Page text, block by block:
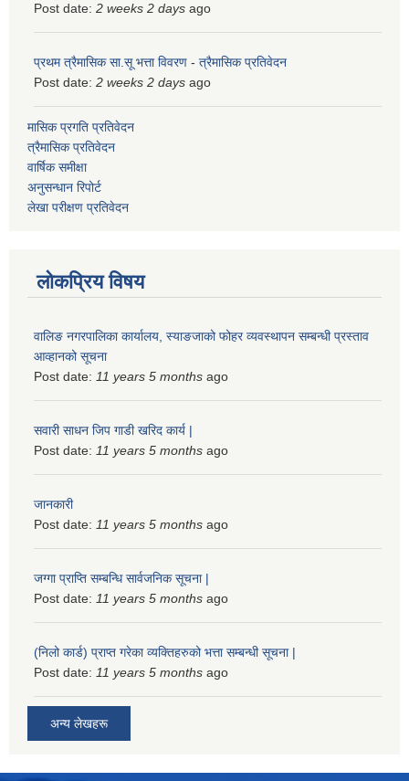
Post date: 2 weeks 2 days ago
प्रथम त्रैमासिक सा.सू भत्ता विवरण - त्रैमासिक प्रतिवेदन
Post date: 2 weeks 2 days ago
मासिक प्रगति प्रतिवेदन
त्रैमासिक प्रतिवेदन
वार्षिक समीक्षा
अनुसन्धान रिपोर्ट
लेखा परीक्षण प्रतिवेदन
लोकप्रिय विषय
वालिङ नगरपालिका कार्यालय, स्याङजाको फोहर व्यवस्थापन सम्बन्धी प्रस्ताव
आव्हानको सूचना
Post date: 11 years 5 months ago
सवारी साधन जिप गाडी खरिद कार्य |
Post date: 11 years 5 months ago
जानकारी
Post date: 11 years 5 months ago
जग्गा प्राप्ति सम्बन्धि सार्वजनिक सूचना |
Post date: 11 years 5 months ago
(निलो कार्ड) प्राप्त गरेका व्यक्तिहरुको भत्ता सम्बन्धी सूचना |
Post date: 11 years 5 months ago
अन्य लेखहरू